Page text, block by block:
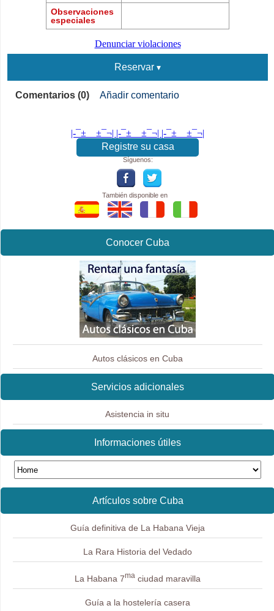
Observaciones
especiales
Denunciar violaciones
Reservar
Comentarios (0) Añadir comentario
|-¯±­__­±¯¬| |-¯±­__­±¯¬| |-¯±­__­±¯¬|
Registre su casa
Síguenos:
También disponible en
Conocer Cuba
Autos clásicos en Cuba
Servicios adicionales
Asistencia in situ
Informaciones útiles
Artículos sobre Cuba
Guía definitiva de La Habana Vieja
La Rara Historia del Vedado
La Habana 7maciudad maravilla
Guía a la hostelería casera